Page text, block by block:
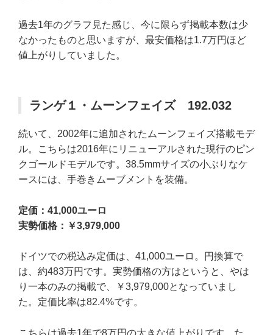
過去1年のグラフ見た感じ、今に限らず掲載本数は少
なかったものと思いますが、最安価格は1.7万円ほど
値上がりしていました。
ランゲ１・ムーンフェイズ 192.032
続いて、2002年に追加されたムーンフェイズ搭載モデ
ル。こちらは2016年にリニューアルされた現行のピン
クゴールドモデルです。38.5mmサイズの小ぶりなケ
ースには、手巻きムーブメントを装備。
定価：41,000ユーロ
実勢価格：￥3,979,000
ドイツでの税込み定価は、41,000ユーロ。円換算で
は、約483万円です。実勢価格の方はというと、やは
り一本のみの掲載で、￥3,979,000となっていまし
た。定価比率は82.4%です。
こちらは過去1年で8万円の大きな値上がりです。た